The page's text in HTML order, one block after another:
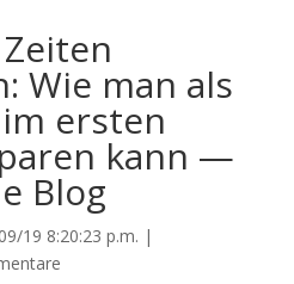
Wie man als
ersten
kann —
Blog
19 8:20:23 p.m. |